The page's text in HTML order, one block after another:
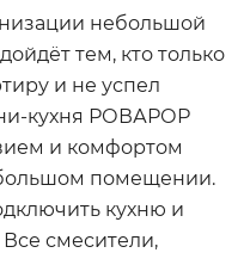
небольшой
тем, кто только
и не успел
кухня РОВАРОР
и комфортом
помещении.
кухню и
смесители,